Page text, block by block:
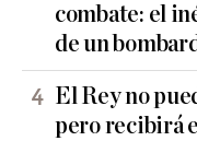
combate: el
de un
El Rey no
pero recibirá